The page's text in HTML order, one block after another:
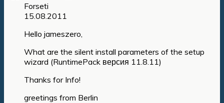
Forseti
15.08.2011
Hello jameszero,
What are the silent install parameters of the setup
wizard (RuntimePack версия 11.8.11)
Thanks for Info!
greetings from Berlin